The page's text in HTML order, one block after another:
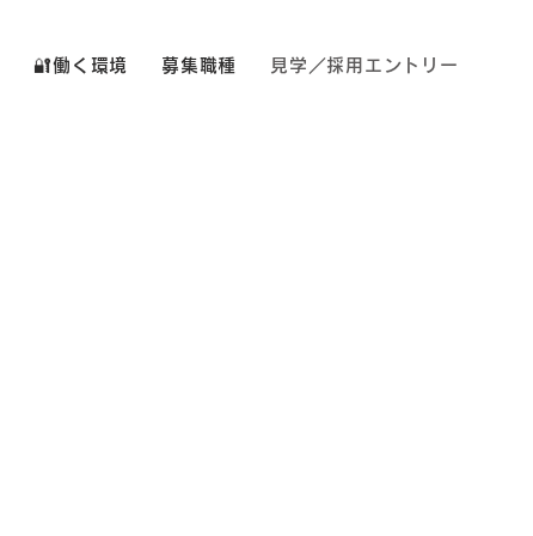
🔐働く環境 募集職種 見学／採用エントリー